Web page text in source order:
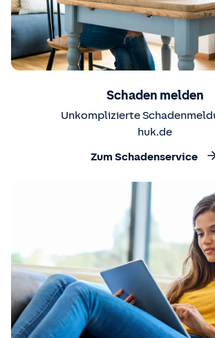
Schaden melden
Unkomplizierte
huk.de
Zum Schadenservice